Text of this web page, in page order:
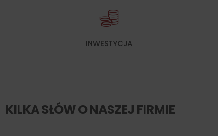
INWESTYCJA
KILKA SŁÓW O NASZEJ FIRMIE